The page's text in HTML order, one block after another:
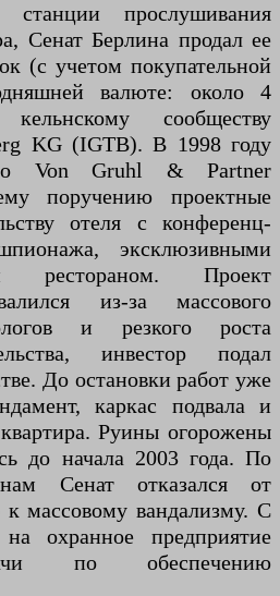
станции прослушивания
Сенат Берлина продал ее
(с учетом покупательной
валюте: около 4
сообществу
KG (IGTB). В 1998 году
Von Gruhl & Partner
поручению проектные
отеля с конференц-
эксклюзивными
рестораном. Проект
из-за массового
и резкого роста
инвестор подал
До остановки работ уже
каркас подвала и
Руины огорожены
до начала 2003 года. По
Сенат отказался от
массовому вандализму. С
охранное предприятие
по обеспечению